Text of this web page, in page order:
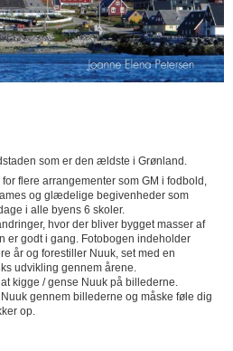
som er den ældste i Grønland.
flere arrangementer som GM i fodbold,
og glædelige begivenheder som
i alle byens 6 skoler.
hvor der bliver bygget masser af
er godt i gang. Fotobogen indeholder
år og forestiller Nuuk, set med en
udvikling gennem årene.
kigge / gense Nuuk på billederne.
gennem billederne og måske føle dig
op.